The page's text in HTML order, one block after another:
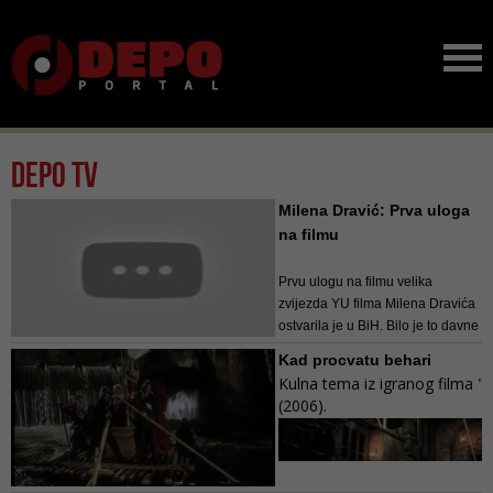
Depo TV
Milena Dravić: Prva uloga
na filmu
Prvu ulogu na filmu velika
zvijezda YU filma Milena Dravića
ostvarila je u BiH. Bilo je to davne
Čapa "Vrata ostaju otvorena". Tu
je igrala djevojku u koju se zaljubi
mladi delikvent Petar...
Kad procvatu behari
Kulna tema iz igranog filma
(2006).